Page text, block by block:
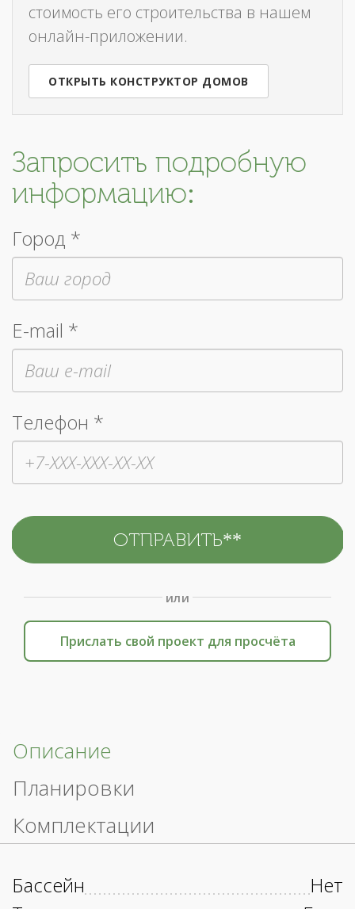
стоимость его строительства в нашем
онлайн-приложении.
ОТКРЫТЬ КОНСТРУКТОР ДОМОВ
Запросить подробную
информацию:
Город *
E-mail *
Телефон *
или
Прислать свой проект для просчёта
Описание
Планировки
Комплектации
Бассейн
Нет